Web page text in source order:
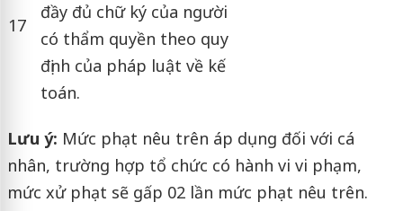
17
đầy đủ chữ ký của người
có thẩm quyền theo quy
định của pháp luật về kế
toán.
Lưu ý: Mức phạt nêu trên áp dụng đối với cá
nhân, trường hợp tổ chức có hành vi vi phạm,
mức xử phạt sẽ gấp 02 lần mức phạt nêu trên.